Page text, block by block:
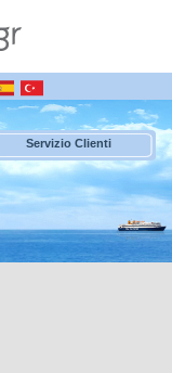
Servizio Clienti